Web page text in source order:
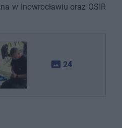
w Inowrocławiu oraz OSIR
photo_size_select_actual 24